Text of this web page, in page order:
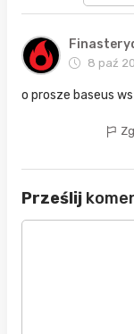
8 paź
o prosze baseus
Prześlij